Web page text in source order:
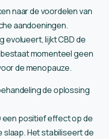
naar de voordelen van
aandoeningen.
evolueert, lijkt CBD de
momenteel geen
de menopauze.
de oplossing
een positief effect op de
slaap. Het stabiliseert de